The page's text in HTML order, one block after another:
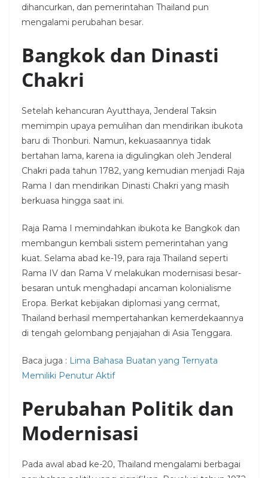
dihancurkan, dan pemerintahan Thailand pun
mengalami perubahan besar.
Bangkok dan Dinasti
Chakri
Setelah kehancuran Ayutthaya, Jenderal Taksin
memimpin upaya pemulihan dan mendirikan ibukota
baru di Thonburi. Namun, kekuasaannya tidak
bertahan lama, karena ia digulingkan oleh Jenderal
Chakri pada tahun 1782, yang kemudian menjadi Raja
Rama I dan mendirikan Dinasti Chakri yang masih
berkuasa hingga saat ini.
Raja Rama I memindahkan ibukota ke Bangkok dan
membangun kembali sistem pemerintahan yang
kuat. Selama abad ke-19, para raja Thailand seperti
Rama IV dan Rama V melakukan modernisasi besar-
besaran untuk menghadapi ancaman kolonialisme
Eropa. Berkat kebijakan diplomasi yang cermat,
Thailand berhasil mempertahankan kemerdekaannya
di tengah gelombang penjajahan di Asia Tenggara.
Baca juga : Lima Bahasa Buatan yang Ternyata
Memiliki Penutur Aktif
Perubahan Politik dan
Modernisasi
Pada awal abad ke-20, Thailand mengalami berbagai